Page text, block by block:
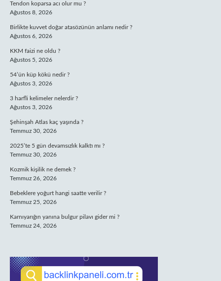
Tendon koparsa acı olur mu ?
Ağustos 8, 2026
Birlikte kuvvet doğar atasözünün anlamı nedir ?
Ağustos 6, 2026
KKM faizi ne oldu ?
Ağustos 5, 2026
54’ün küp kökü nedir ?
Ağustos 3, 2026
3 harfli kelimeler nelerdir ?
Ağustos 3, 2026
Şehinşah Atlas kaç yaşında ?
Temmuz 30, 2026
2025’te 5 gün devamsızlık kalktı mı ?
Temmuz 30, 2026
Kozmik kişilik ne demek ?
Temmuz 26, 2026
Bebeklere yoğurt hangi saatte verilir ?
Temmuz 25, 2026
Karnıyarığın yanına bulgur pilavı gider mi ?
Temmuz 24, 2026